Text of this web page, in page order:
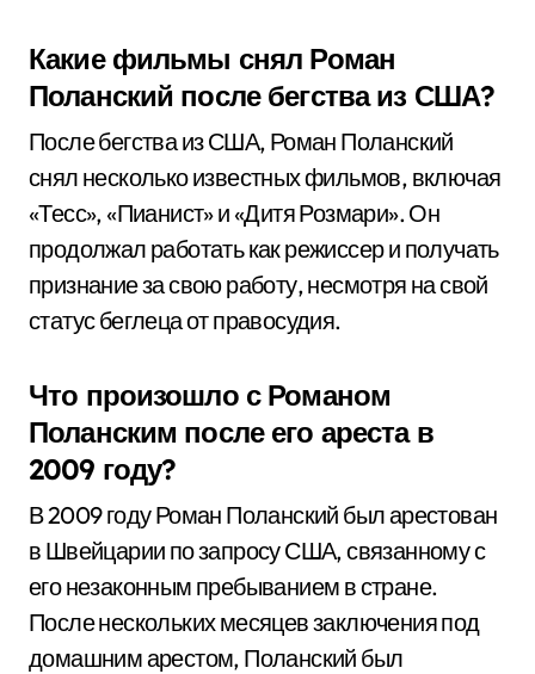
Какие фильмы снял Роман
Поланский после бегства из США?
После бегства из США, Роман Поланский
снял несколько известных фильмов, включая
«Тесс», «Пианист» и «Дитя Розмари». Он
продолжал работать как режиссер и получать
признание за свою работу, несмотря на свой
статус беглеца от правосудия.
Что произошло с Романом
Поланским после его ареста в
2009 году?
В 2009 году Роман Поланский был арестован
в Швейцарии по запросу США, связанному с
его незаконным пребыванием в стране.
После нескольких месяцев заключения под
домашним арестом, Поланский был